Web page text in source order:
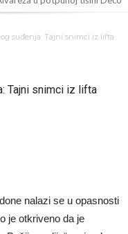
igrao je sa Salahom u
napustio teren zbog
a sada je Liverpul
suđenja: Tajni snimci iz lifta
Tajni snimci iz lifta
nalazi se u opasnosti
je otkriveno da je